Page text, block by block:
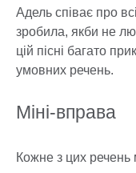
Адель співає про
зробила, якби не
цій пісні багато
умовних речень.
Міні-вправа
Кожне з цих речень